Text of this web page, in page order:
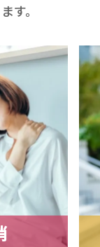
す。